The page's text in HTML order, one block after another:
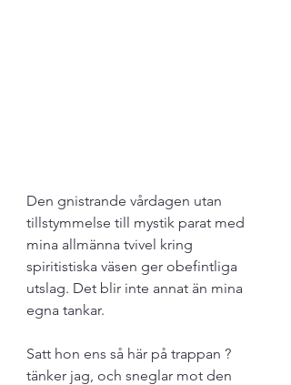
Den gnistrande vårdagen utan
tillstymmelse till mystik parat med
mina allmänna tvivel kring
spiritistiska väsen ger obefintliga
utslag. Det blir inte annat än mina
egna tankar.
Satt hon ens så här på trappan ?
tänker jag, och sneglar mot den